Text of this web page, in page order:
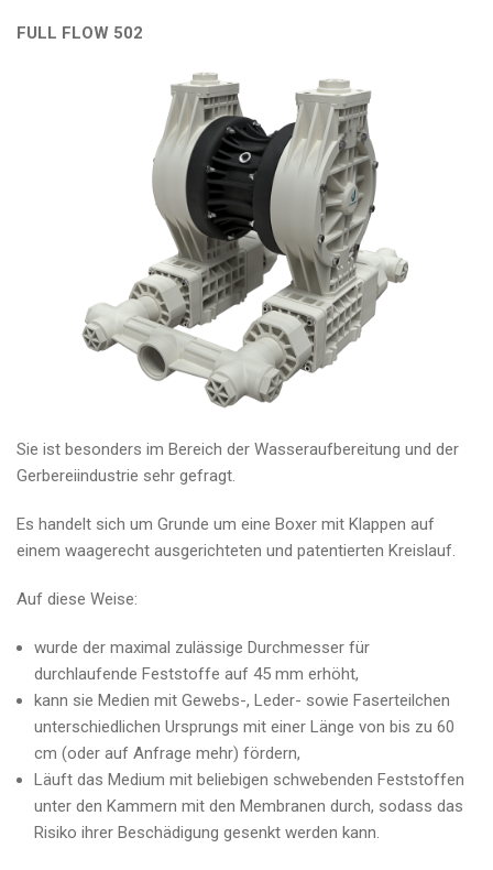
FULL FLOW 502
Sie ist besonders im Bereich der Wasseraufbereitung und der
Gerbereiindustrie sehr gefragt.
Es handelt sich um Grunde um eine Boxer mit Klappen auf
einem waagerecht ausgerichteten und patentierten Kreislauf.
Auf diese Weise:
wurde der maximal zulässige Durchmesser für
durchlaufende Feststoffe auf 45 mm erhöht,
kann sie Medien mit Gewebs-, Leder- sowie Faserteilchen
unterschiedlichen Ursprungs mit einer Länge von bis zu 60
cm (oder auf Anfrage mehr) fördern,
Läuft das Medium mit beliebigen schwebenden Feststoffen
unter den Kammern mit den Membranen durch, sodass das
Risiko ihrer Beschädigung gesenkt werden kann.